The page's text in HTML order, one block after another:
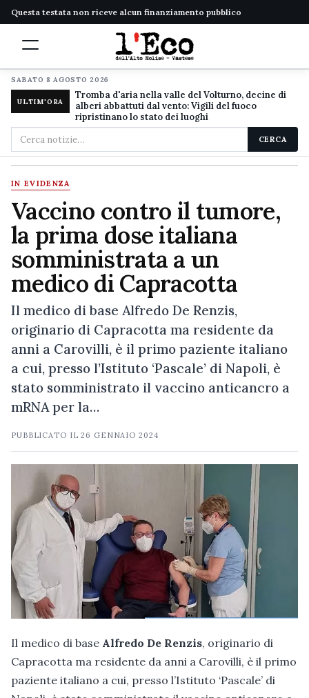
Questa testata non riceve alcun finanziamento pubblico
SABATO 8 AGOSTO 2026
ULTIM'ORA
Tromba d'aria nella valle del Volturno, decine di
alberi abbattuti dal vento: Vigili del fuoco
ripristinano lo stato dei luoghi
Cerca
nel
sito
CERCA
IN EVIDENZA
Vaccino contro il tumore,
la prima dose italiana
somministrata a un
medico di Capracotta
Il medico di base Alfredo De Renzis,
originario di Capracotta ma residente da
anni a Carovilli, è il primo paziente italiano
a cui, presso l’Istituto ‘Pascale’ di Napoli, è
stato somministrato il vaccino anticancro a
mRNA per la…
PUBBLICATO IL26 GENNAIO 2024
Il medico di base Alfredo De Renzis, originario di
Capracotta ma residente da anni a Carovilli, è il primo
paziente italiano a cui, presso l’Istituto ‘Pascale’ di